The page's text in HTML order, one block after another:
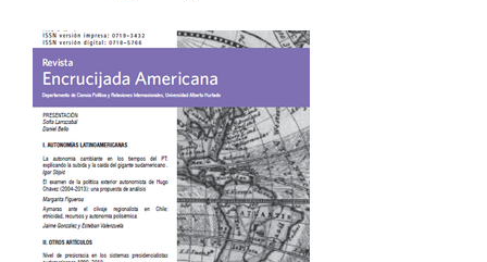
Barra
lateral
del
artículo